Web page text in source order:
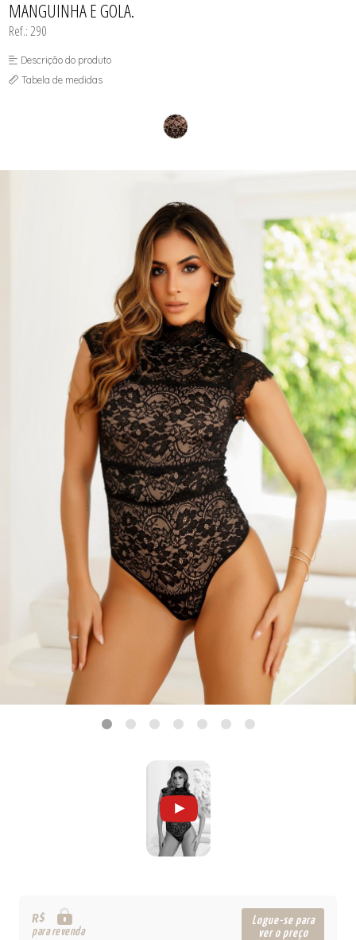
MANGUINHA E GOLA.
Ref.: 290
Descrição do produto
Tabela de medidas
R$
para revenda
Logue-se para
ver o preço